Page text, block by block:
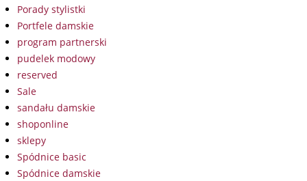
Porady stylistki
Portfele damskie
program partnerski
pudelek modowy
reserved
Sale
sandału damskie
shoponline
sklepy
Spódnice basic
Spódnice damskie